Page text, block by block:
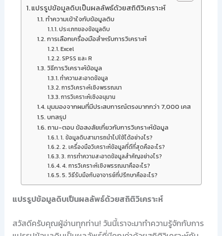
แปรรูปข้อมูลดิบเป็นผลลัพธ์ด้วยสถิติวิเคราะห์
ทำความเข้าใจกับข้อมูลดิบ
ประเภทของข้อมูลดิบ
การเลือกเครื่องมือสำหรับการวิเคราะห์
Excel
SPSS และ R
วิธีการวิเคราะห์ข้อมูล
ทำความสะอาดข้อมูล
การวิเคราะห์เชิงพรรณนา
การวิเคราะห์เชิงอนุมาน
มุมมองจากผมที่มีประสบการณ์ตรงมากกว่า 7,000 เคส
บทสรุป
ถาม-ตอบ ข้อสงสัยเกี่ยวกับการวิเคราะห์ข้อมูล
1. ข้อมูลดิบสามารถนำไปใช้ได้อย่างไร?
2. เครื่องมือวิเคราะห์ข้อมูลที่ดีที่สุดคืออะไร?
3. การทำความสะอาดข้อมูลสำคัญอย่างไร?
4. การวิเคราะห์เชิงพรรณนาคืออะไร?
5. วิธีรับมือกับอาจารย์ที่ปรึกษาคืออะไร?
แปรรูปข้อมูลดิบเป็นผลลัพธ์ด้วยสถิติวิเคราะห์
สวัสดีครับคุณผู้อ่านทุกท่าน! วันนี้เราจะมาทำความรู้จักกับการ